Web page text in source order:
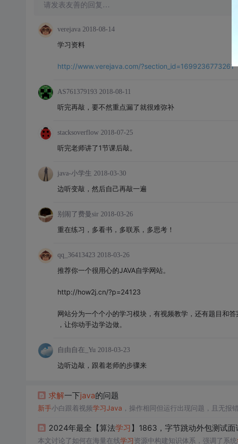
请发表友善的回复…
verejava 2018-08-14
学习资料
http://www.verejava.com/?section_id=1699236773261
AS761379193 2018-08-11
听完再敲，要不然重点漏了就很难弥补
stacksoverflow 2018-07-25
听完老师讲了1节课后敲。
java-小学生 2018-03-30
边听变敲，然后自己再敲一遍
别闹了费曼sir 2018-03-26
重在练习，多看书，多联系，多思考！
qq_36413423 2018-03-26
推荐你一个很用心的JAVA自学网站。
http://how2j.cn/?p=24123
网站分为一个个小的学习模块，有视频教学，还有题目和答
，让你动手边学边做。
自由自在_Yu 2018-03-23
边听边敲，跟着老师的步骤来
求解一下java的问题
新手小白跟着视频学习Java ，操作相同但运行出现问题，且无报
2024年最全【算法学习 】1863，字节跳动外包测试面
本文讨论了如何在海量在线学习资源中构建知识体系，强调了系统